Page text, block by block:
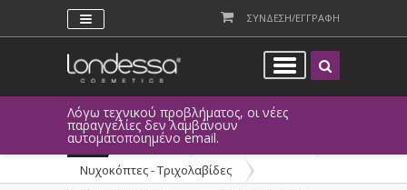
ΣΥΝΔΕΣΗ/ΕΓΓΡΑΦΗ
Λόγω τεχνικού προβλήματος, οι νέες
παραγγελίες δεν λαμβάνουν
αυτοματοποιημένο email.
Προϊόντα > Είδη Αισθητικής
Νυχοκόπτες - Τριχολαβίδες